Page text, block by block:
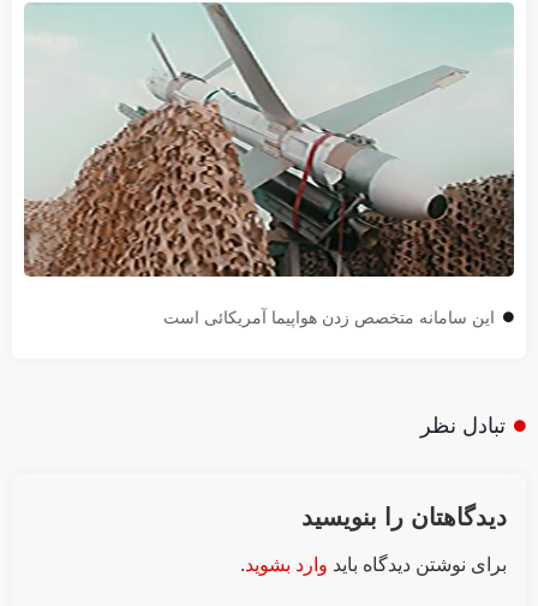
این سامانه متخصص زدن هواپیما آمریکائی است
تبادل نظر
دیدگاهتان را بنویسید
برای نوشتن دیدگاه باید وارد بشوید.